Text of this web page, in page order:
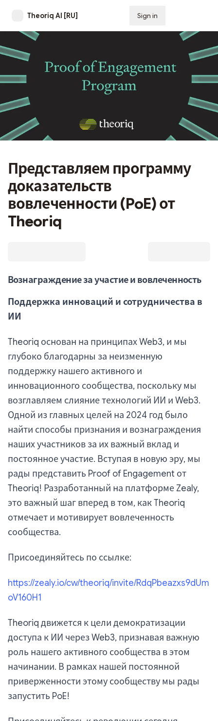
Theoriq AI [RU] Sign in
Представляем программу
доказательств
вовлеченности (PoE) от
Theoriq
Вознаграждение за участие и вовлеченность
Поддержка инноваций и сотрудничества в
ИИ
Theoriq основан на принципах Web3, и мы
глубоко благодарны за неизменную
поддержку нашего активного и
инновационного сообщества, поскольку мы
возглавляем слияние технологий ИИ и Web3.
Одной из главных целей на 2024 год было
найти способы признания и вознаграждения
наших участников за их важный вклад и
постоянное участие. Вступая в новую эру, мы
рады представить Proof of Engagement от
Theoriq! Разработанный на платформе Zealy,
это важный шаг вперед в том, как Theoriq
отмечает и мотивирует вовлеченность
сообщества.
Присоединяйтесь по ссылке:
https://zealy.io/cw/theoriq/invite/RdqPbeazxs9dUm
oV160H1
Theoriq движется к цели демократизации
доступа к ИИ через Web3, признавая важную
роль нашего активного сообщества в этом
начинании. В рамках нашей постоянной
приверженности этому сообществу мы рады
запустить PoE!